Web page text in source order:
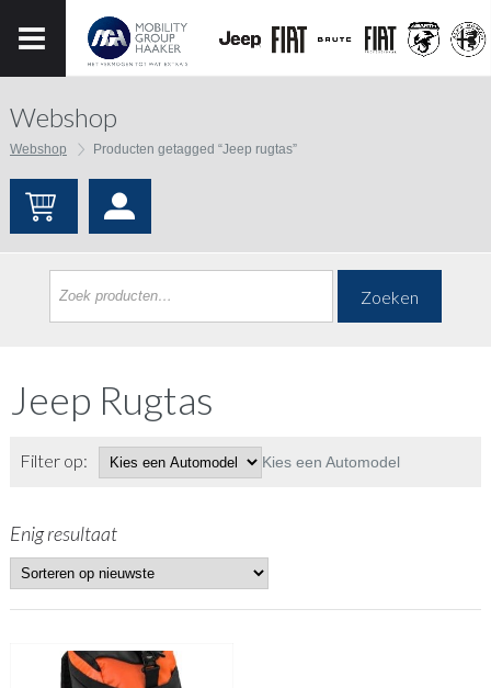
Webshop
Webshop Producten getagged “Jeep rugtas”
Zoeken
Jeep Rugtas
Filter op: Kies een Automodel
Enig resultaat